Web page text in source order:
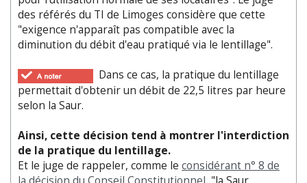
des référés du TI de Limoges considère que cette
"exigence n'apparaît pas compatible avec la
diminution du débit d'eau pratiqué via le lentillage".
Dans ce cas, la pratique du lentillage
permettait d'obtenir un débit de 22,5 litres par heure
selon la Saur.
Ainsi, cette décision tend à montrer l'interdiction
de la pratique du lentillage.
Et le juge de rappeler, comme le considérant n° 8 de